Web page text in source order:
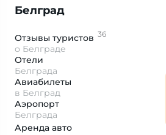
Белград
Отзывы туристов 36
о Белграде
Отели
Белграда
Авиабилеты
в Белград
Аэропорт
Белграда
Аренда авто